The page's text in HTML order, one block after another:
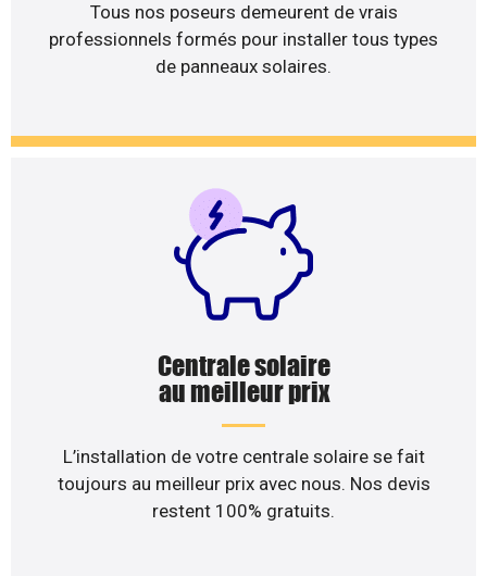
Tous nos poseurs demeurent de vrais
professionnels formés pour installer tous types
de panneaux solaires.
Centrale solaire
au meilleur prix
L’installation de votre centrale solaire se fait
toujours au meilleur prix avec nous. Nos devis
restent 100% gratuits.